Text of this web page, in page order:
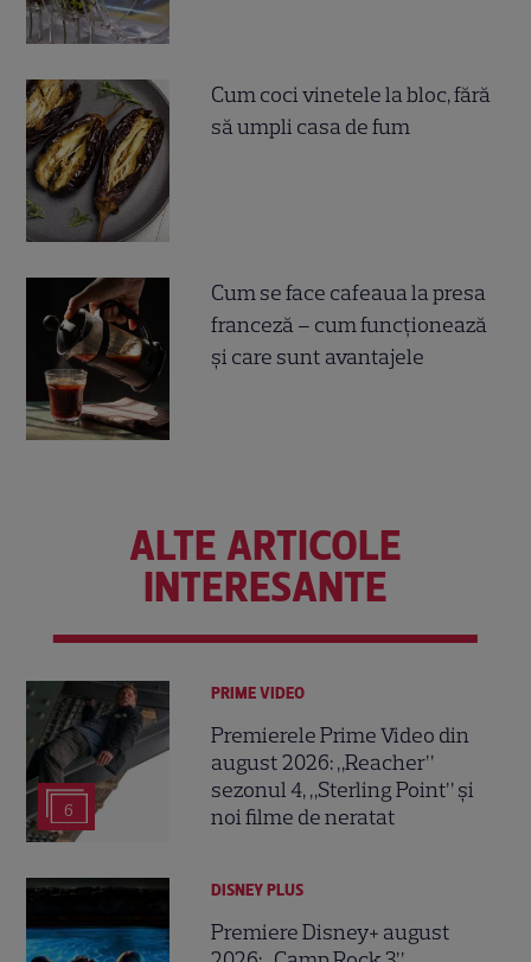
Cum coci vinetele la bloc, fără
să umpli casa de fum
Cum se face cafeaua la presa
franceză – cum funcționează
și care sunt avantajele
ALTE ARTICOLE
INTERESANTE
6
PRIME VIDEO
Premierele Prime Video din
august 2026: „Reacher”
sezonul 4, „Sterling Point” și
noi filme de neratat
DISNEY PLUS
Premiere Disney+ august